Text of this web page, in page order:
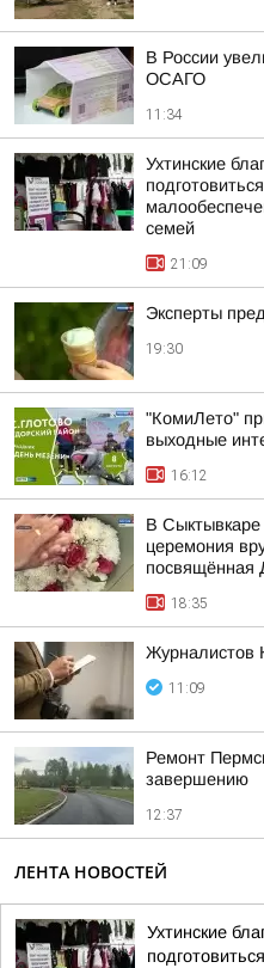
В России
ОСАГО
11:34
Ухтинские
семей
21:09
Эксперты
19:30
"КомиЛето"
выходные
16:12
В
церемония
посвящённая
18:35
Журналистов
11:09
Ремонт
завершению
12:37
ЛЕНТА НОВОСТЕЙ
Ухтинские